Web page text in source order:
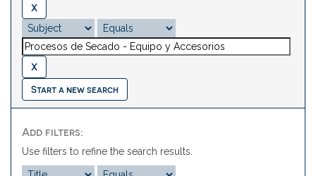
Start a new search
Add filters:
Use filters to refine the search results.